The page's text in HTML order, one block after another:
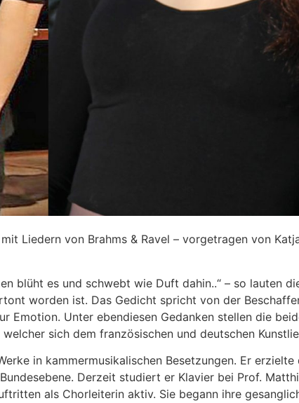
Liedern von Brahms & Ravel – vorgetragen von
blüht es und schwebt wie Duft dahin..“ – so lauten
worden ist. Das Gedicht spricht von der
Emotion. Unter ebendiesen Gedanken stellen die
sich dem französischen und deutschen
in kammermusikalischen Besetzungen. Er
Derzeit studiert er Klavier bei Prof.
als Chorleiterin aktiv. Sie begann ihre